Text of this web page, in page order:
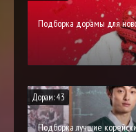
Подборка дорамы для
Дорам: 43
Подборка лучшие